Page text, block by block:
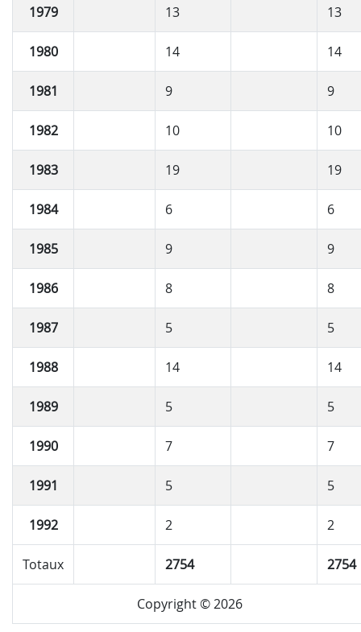
1979 13 13
1980 14 14
1981 9 9
1982 10 10
1983 19 19
1984 6 6
1985 9 9
1986 8 8
1987 5 5
1988 14 14
1989 5 5
1990 7 7
1991 5 5
1992 2 2
Totaux 2754 2754
Copyright © 2026